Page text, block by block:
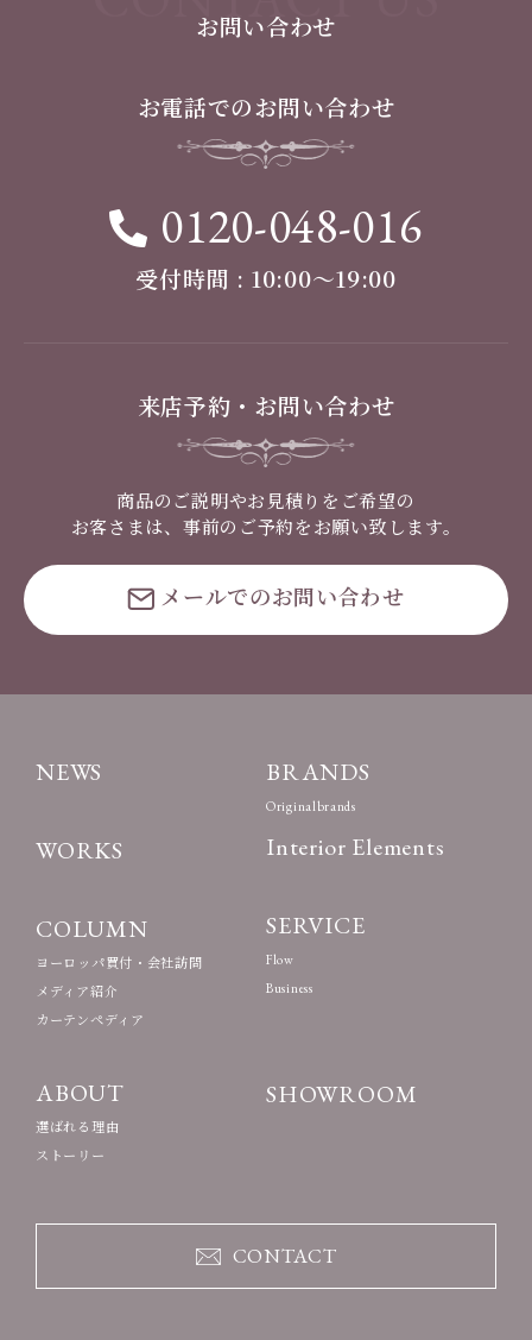
お問い合わせ
お電話でのお問い合わせ
0120-048-016
受付時間 : 10:00〜19:00
来店予約・お問い合わせ
商品のご説明やお見積りをご希望の
お客さまは、事前のご予約をお願い致します。
メールでのお問い合わせ
NEWS
WORKS
COLUMN
ヨーロッパ買付・会社訪問
メディア紹介
カーテンペディア
ABOUT
選ばれる理由
ストーリー
BRANDS
Originalbrands
Interior Elements
SERVICE
Flow
Business
SHOWROOM
CONTACT